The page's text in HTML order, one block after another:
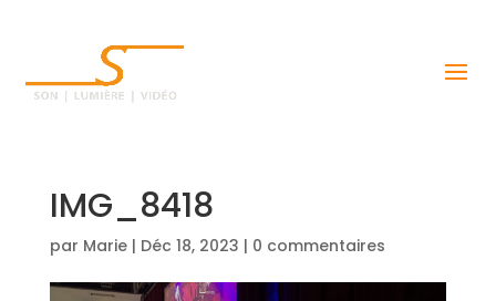
IMG_8418
par Marie| Déc 18, 2023 | 0 commentaires